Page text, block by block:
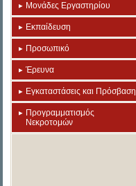
Μονάδες Εργαστηρίου
Εκπαίδευση
Προσωπικό
Έρευνα
Εγκαταστάσεις και Πρόσβαση
Προγραμματισμός
Νεκροτομών